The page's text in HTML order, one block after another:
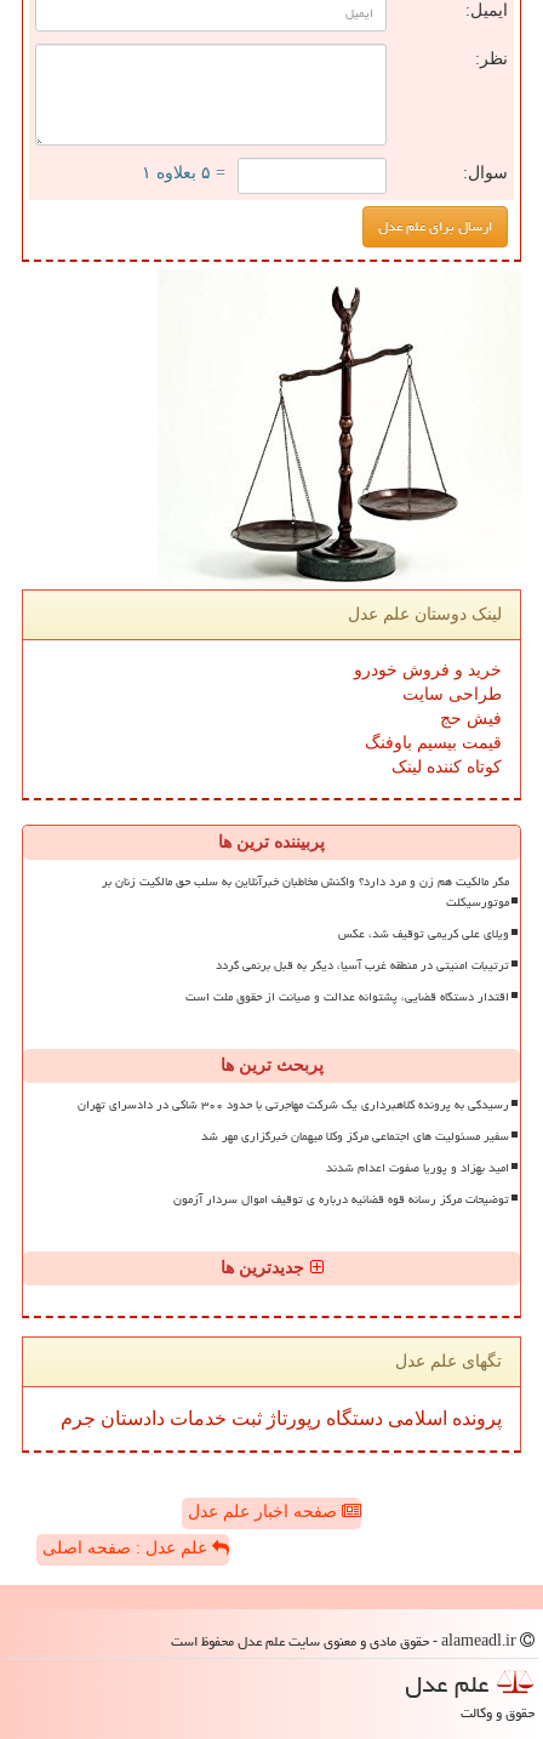
ایمیل:
نظر:
سوال: = ۵ بعلاوه ۱
لینک دوستان علم عدل
خرید و فروش خودرو
طراحی سایت
فیش حج
قیمت بیسیم باوفنگ
کوتاه کننده لینک
پربیننده ترین ها
مگر مالکیت هم زن و مرد دارد؟ واکنش مخاطبان خبرآنلاین به سلب حق مالکیت زنان بر
موتورسیکلت
ویلای علی کریمی توقیف شد، عکس
ترتیبات امنیتی در منطقه غرب آسیا، دیگر به قبل برنمی گردد
اقتدار دستگاه قضایی، پشتوانه عدالت و صیانت از حقوق ملت است
پربحث ترین ها
رسیدگی به پرونده کلاهبرداری یک شرکت مهاجرتی با حدود ۳۰۰ شاکی در دادسرای تهران
سفیر مسئولیت های اجتماعی مرکز وکلا میهمان خبرگزاری مهر شد
امید بهزاد و پوریا صفوت اعدام شدند
توضیحات مرکز رسانه قوه قضائیه درباره ی توقیف اموال سردار آزمون
جدیدترین ها
تگهای علم عدل
پرونده اسلامی دستگاه رپورتاژ ثبت خدمات دادستان جرم
صفحه اخبار علم عدل
علم عدل : صفحه اصلی
علم عدل
حقوق و وکالت